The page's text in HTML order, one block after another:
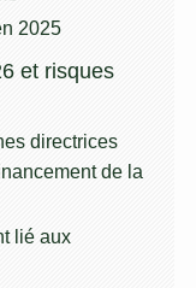
2025
et risques
directrices
de la
lié aux